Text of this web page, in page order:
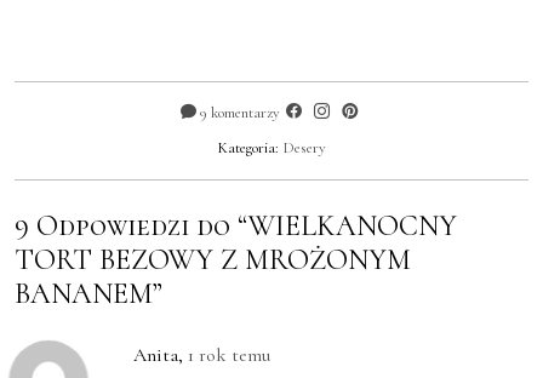
9 komentarzy
Kategoria: Desery
9 Odpowiedzi do “WIELKANOCNY
TORT BEZOWY Z MROŻONYM
BANANEM”
Anita, 1 rok temu